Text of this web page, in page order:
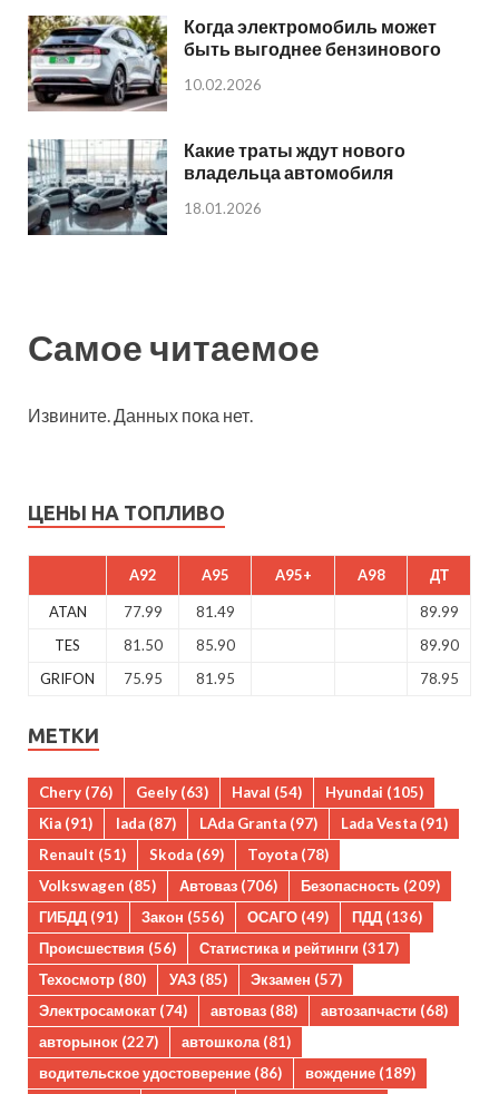
Когда электромобиль может
быть выгоднее бензинового
10.02.2026
Какие траты ждут нового
владельца автомобиля
18.01.2026
Самое читаемое
Извините. Данных пока нет.
ЦЕНЫ НА ТОПЛИВО
A92 A95 A95+ A98 ДТ
ATAN 77.99 81.49
89.99
TES
81.50 85.90
89.90
GRIFON
75.95 81.95 78.95
МЕТКИ
Chery (76) Geely (63) Haval (54) Hyundai (105)
Kia (91) lada (87) LAda Granta (97) Lada Vesta (91)
Renault (51) Skoda (69) Toyota (78)
Volkswagen (85) Автоваз (706) Безопасность (209)
ГИБДД (91) Закон (556) ОСАГО (49) ПДД (136)
Происшествия (56) Статистика и рейтинги (317)
Техосмотр (80) УАЗ (85) Экзамен (57)
Электросамокат (74) автоваз (88) автозапчасти (68)
авторынок (227) автошкола(81)
водительское удостоверение (86) вождение (189)